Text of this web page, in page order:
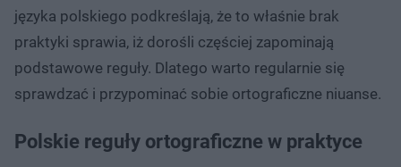
języka polskiego podkreślają, że to właśnie brak
praktyki sprawia, iż dorośli częściej zapominają
podstawowe reguły. Dlatego warto regularnie się
sprawdzać i przypominać sobie ortograficzne niuanse.
Polskie reguły ortograficzne w praktyce